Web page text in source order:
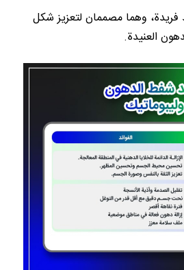
فريدة، وهما مصممان لتعزيز شكل
العنيدة.